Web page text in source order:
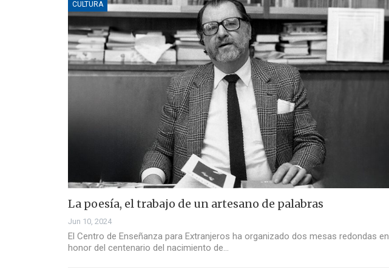
CULTURA
La poesía, el trabajo de un artesano de palabras
Jun 10, 2024
El Centro de Enseñanza para Extranjeros ha organizado dos mesas redondas en
honor del centenario del nacimiento de…